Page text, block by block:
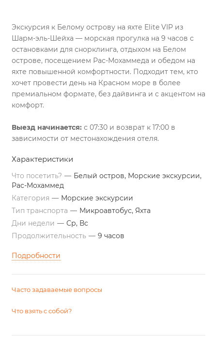
Экскурсия к Белому острову на яхте Elite VIP из
Шарм-эль-Шейха — морская прогулка на 9 часов с
остановками для снорклинга, отдыхом на Белом
острове, посещением Рас-Мохаммеда и обедом на
яхте повышенной комфортности. Подходит тем, кто
хочет провести день на Красном море в более
премиальном формате, без дайвинга и с акцентом на
комфорт.
Выезд начинается: с 07:30 и возврат к 17:00 в
зависимости от местонахождения отеля.
Характеристики
Что посетить? — Белый остров, Морские экскурсии,
Рас-Мохаммед
Категория — Морские экскурсии
Тип транспорта — Микроавтобус, Яхта
Дни недели — Ср, Вс
Продолжительность — 9 часов
Подробности
Часто задаваемые вопросы
Что взять с собой?